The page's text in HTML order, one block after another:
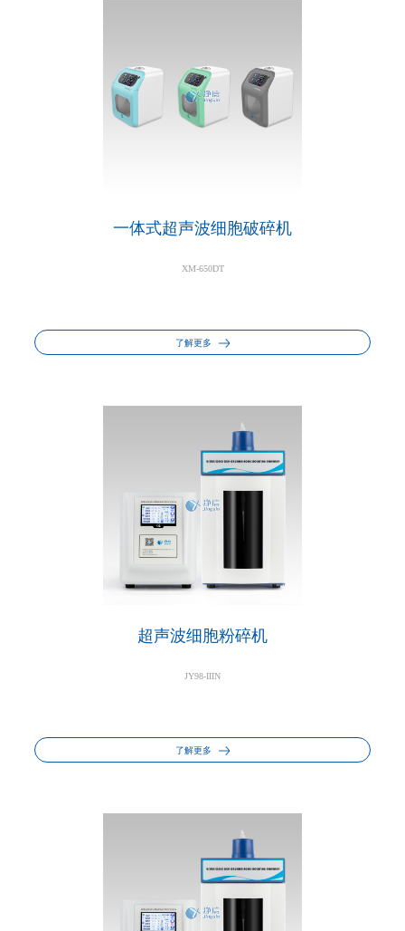
一体式超声波细胞破碎机
XM-650DT
了解更多
超声波细胞粉碎机
JY98-IIIN
了解更多